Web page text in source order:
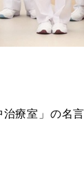
療室」の名